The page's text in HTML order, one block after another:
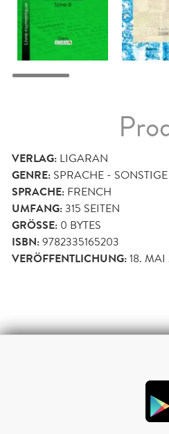
VERLAG: LIGARAN
GENRE: SPRACHE - SONSTIGE
SPRACHE: FRENCH
UMFANG:315 SEITEN
GRÖSSE: 0 BYTES
ISBN:9782335165203
VERÖFFENTLICHUNG:18. MAI